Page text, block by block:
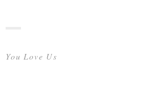
You Love Us